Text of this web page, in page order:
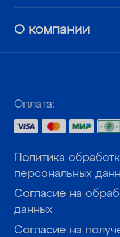
О компании
Оплата:
Политика
персональных
Согласие на
данных
Согласие на